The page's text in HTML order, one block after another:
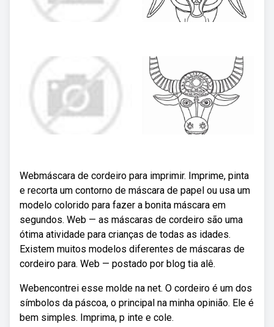
Webmáscara de cordeiro para imprimir. Imprime, pinta
e recorta um contorno de máscara de papel ou usa um
modelo colorido para fazer a bonita máscara em
segundos. Web — as máscaras de cordeiro são uma
ótima atividade para crianças de todas as idades.
Existem muitos modelos diferentes de máscaras de
cordeiro para. Web — postado por blog tia alê.
Webencontrei esse molde na net. O cordeiro é um dos
símbolos da páscoa, o principal na minha opinião. Ele é
bem simples. Imprima, p inte e cole.